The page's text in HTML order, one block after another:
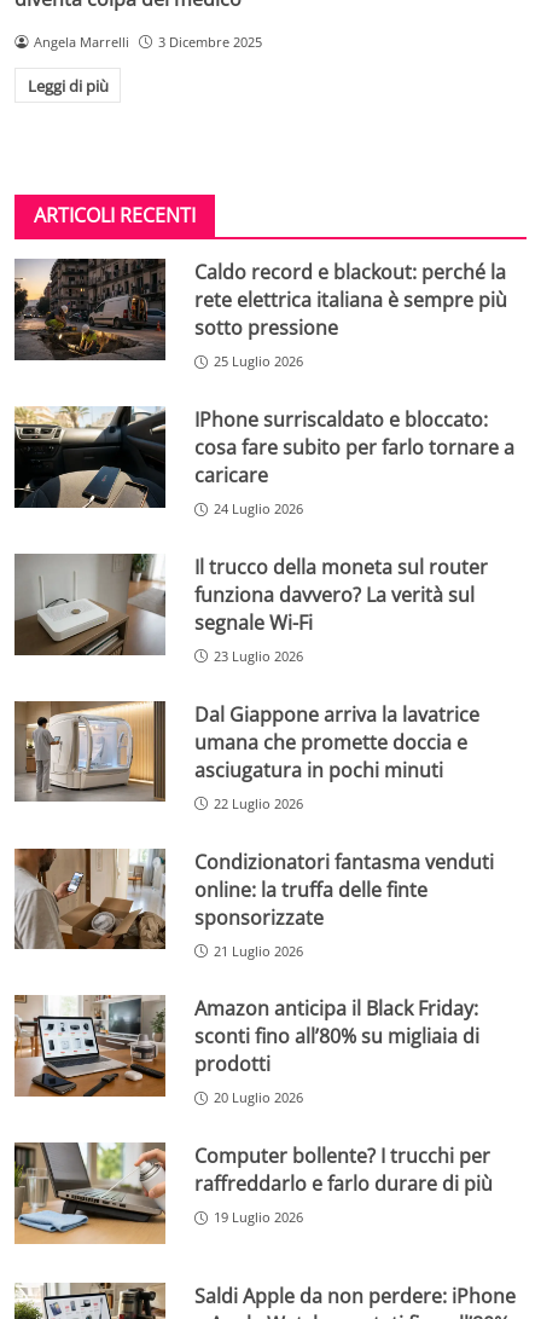
Angela Marrelli 3 Dicembre 2025
Leggi di più
ARTICOLI RECENTI
Caldo record e blackout: perché la
rete elettrica italiana è sempre più
sotto pressione
25 Luglio 2026
IPhone surriscaldato e bloccato:
cosa fare subito per farlo tornare a
caricare
24 Luglio 2026
Il trucco della moneta sul router
funziona davvero? La verità sul
segnale Wi-Fi
23 Luglio 2026
Dal Giappone arriva la lavatrice
umana che promette doccia e
asciugatura in pochi minuti
22 Luglio 2026
Condizionatori fantasma venduti
online: la truffa delle finte
sponsorizzate
21 Luglio 2026
Amazon anticipa il Black Friday:
sconti fino all’80% su migliaia di
prodotti
20 Luglio 2026
Computer bollente? I trucchi per
raffreddarlo e farlo durare di più
19 Luglio 2026
Saldi Apple da non perdere: iPhone